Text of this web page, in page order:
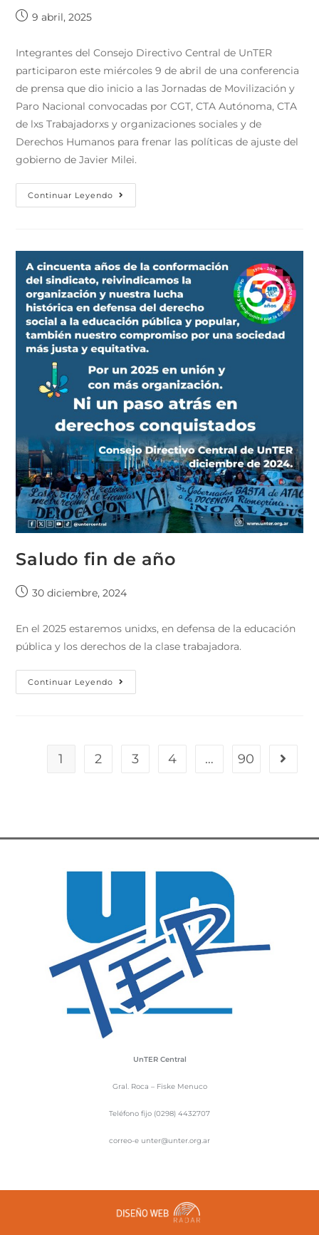
9 abril, 2025
Integrantes del Consejo Directivo Central de UnTER
participaron este miércoles 9 de abril de una conferencia
de prensa que dio inicio a las Jornadas de Movilización y
Paro Nacional convocadas por CGT, CTA Autónoma, CTA
de lxs Trabajadorxs y organizaciones sociales y de
Derechos Humanos para frenar las políticas de ajuste del
gobierno de Javier Milei.
Continuar Leyendo
Saludo fin de año
30 diciembre, 2024
En el 2025 estaremos unidxs, en defensa de la educación
pública y los derechos de la clase trabajadora.
Continuar Leyendo
1 2 3 4 … 90
UnTER Central
Gral. Roca – Fiske Menuco
Teléfono fijo (0298) 4432707
correo-e unter@unter.org.ar